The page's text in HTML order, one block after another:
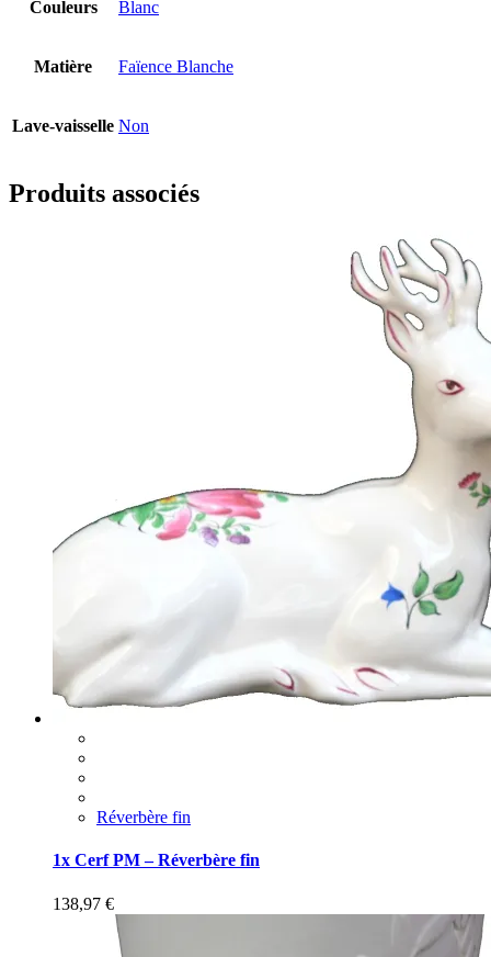
Couleurs Blanc
Matière Faïence Blanche
Lave-vaisselle Non
Produits associés
Réverbère fin
1x Cerf PM – Réverbère fin
138,97 €